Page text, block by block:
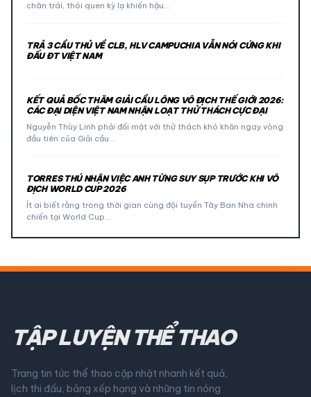
chân trái, thói quen kỳ lạ khiến hậu…
TRẢ 3 CẦU THỦ VỀ CLB, HLV CAMPUCHIA VẪN NÓI CỨNG KHI
ĐẤU ĐT VIỆT NAM
KẾT QUẢ BỐC THĂM GIẢI CẦU LÔNG VÔ ĐỊCH THẾ GIỚI 2026:
CÁC ĐẠI DIỆN VIỆT NAM NHẬN LOẠT THỬ THÁCH CỰC ĐẠI
Nguyễn Thùy Linh phải đối mặt với thử thách khó khăn ngay vòng
đầu tiên của Giải cầu…
TORRES THÚ NHẬN VIỆC ANH TỪNG SUY SỤP TRƯỚC KHI VÔ
ĐỊCH WORLD CUP 2026
Ít ai biết rằng trong thời gian cùng đội tuyển Tây Ban Nha chinh
chiến tại World Cup…
TẬP LUYỆN THỂ THAO
Trang tin tức thể thao cập nhật nhanh kết quả,
lịch thi đấu, bảng xếp hạng và những tin nóng